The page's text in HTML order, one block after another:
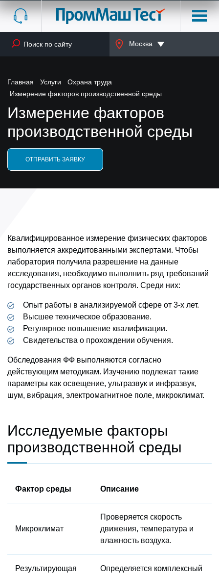
Москва
Главная Услуги
Охрана труда
Измерение факторов производственной среды
Измерение факторов
производственной среды
ОТПРАВИТЬ ЗАЯВКУ
Квалифицированное измерение физических факторов
выполняется аккредитованными экспертами. Чтобы
лаборатория получила разрешение на данные
исследования, необходимо выполнить ряд требований
государственных органов контроля. Среди них:
Опыт работы в анализируемой сфере от 3-х лет.
Высшее техническое образование.
Регулярное повышение квалификации.
Свидетельства о прохождении обучения.
Обследования ФФ выполняются согласно
действующим методикам. Изучению подлежат такие
параметры как освещение, ультразвук и инфразвук,
шум, вибрация, электромагнитное поле, микроклимат.
Исследуемые факторы
производственной среды
Фактор среды Описание
Микроклимат
Проверяется скорость
движения, температура и
влажность воздуха.
Результирующая
Определяется комплексный